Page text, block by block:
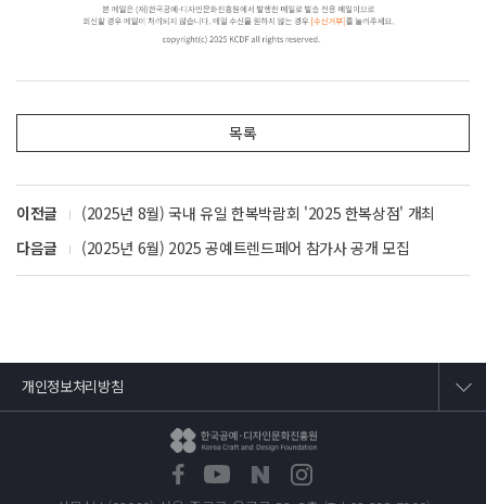
목록
이전글
(2025년 8월) 국내 유일 한복박람회 '2025 한복상점' 개최
다음글
(2025년 6월) 2025 공예트렌드페어 참가사 공개 모집
개인정보처리방침